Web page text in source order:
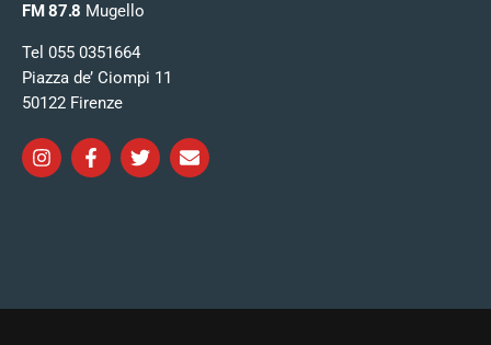
FM 87.8 Mugello
Tel 055 0351664
Piazza de’ Ciompi 11
50122 Firenze